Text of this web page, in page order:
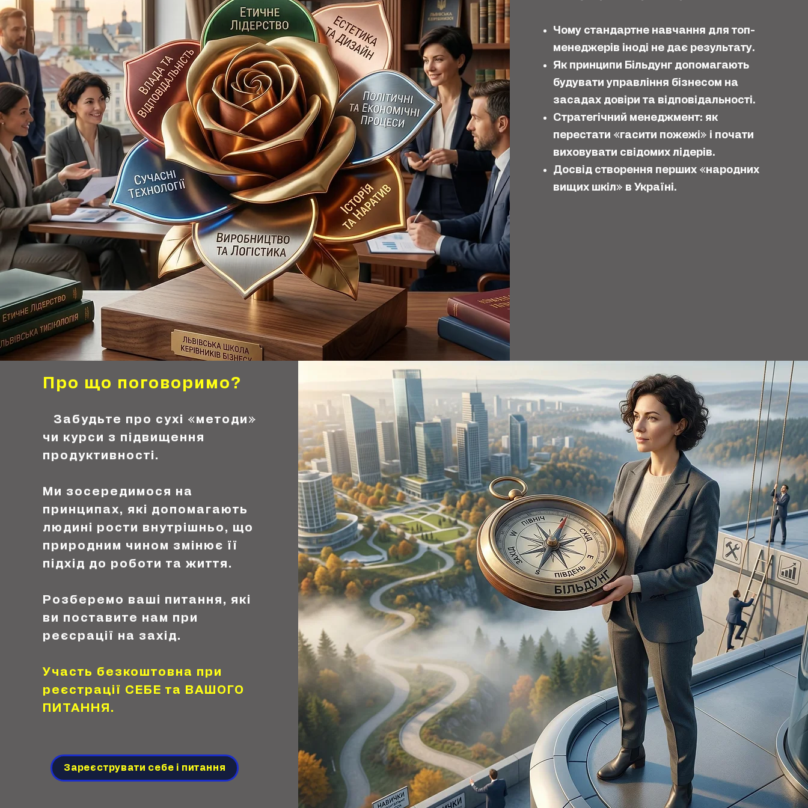
КBS, kmbs), запрошений професор
Варшавського педагогічного університету
імені Януша Корчака, тренер програм
посольства США.
Чому стандартне навчання для топ-
менеджерів іноді не дає результату.
Як принципи Більдунг допомагають
будувати управління бізнесом на
засадах довіри та відповідальності.
Стратегічний менеджмент: як
перестати «гасити пожежі» і почати
виховувати свідомих лідерів.
Досвід створення перших «народних
вищих шкіл» в Україні.
Про що поговоримо?
Забудьте про сухі «методи»
чи курси з підвищення
продуктивності.
Ми зосередимося на
принципах, які допомагають
людині рости внутрішньо, що
природним чином змінює її
підхід до роботи та життя.
Розберемо ваші питання, які
ви поставите нам при
реєсрації на захід.
Участь безкоштовна при
реєстрації СЕБЕ та ВАШОГО
ПИТАННЯ.
Зареєструвати себе і питання